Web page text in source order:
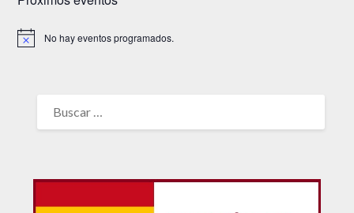
Aviso No hay eventos programados.